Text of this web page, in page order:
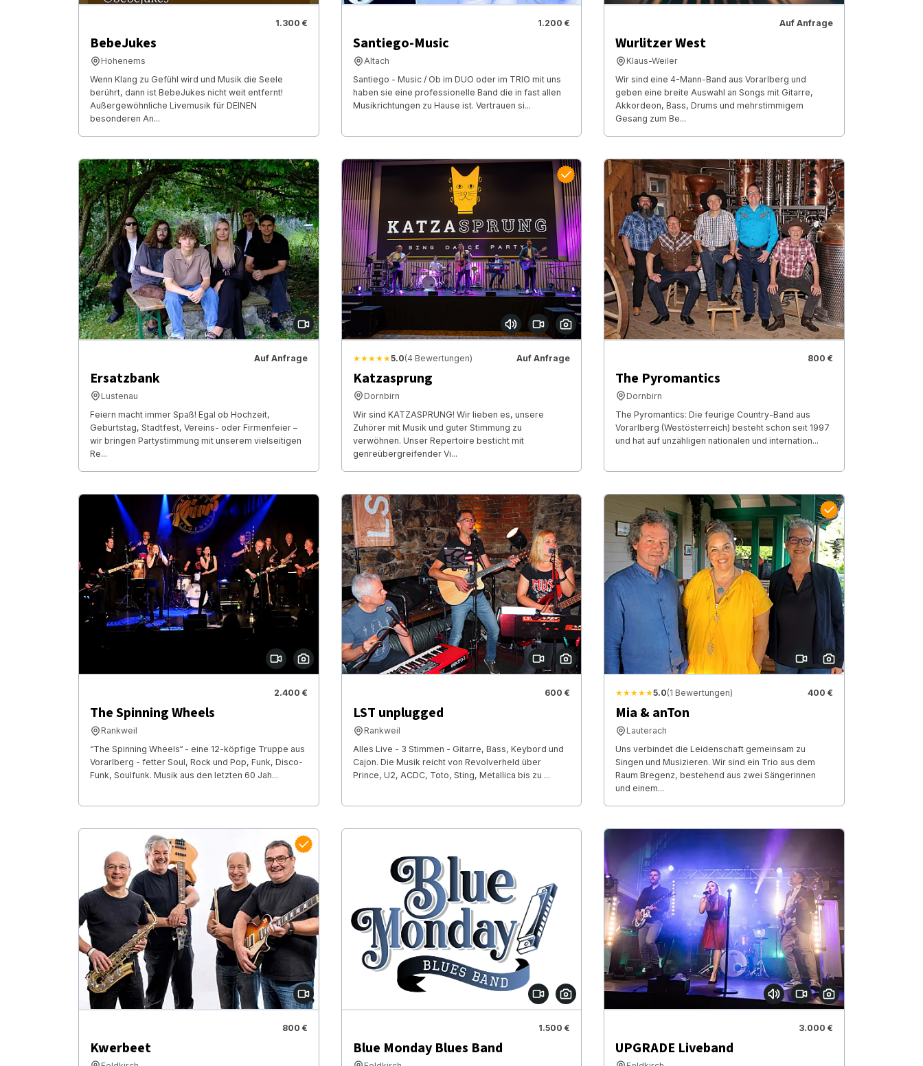
1.300 €
BebeJukes
Hohenems
Wenn Klang zu Gefühl wird und Musik die Seele
berührt, dann ist BebeJukes nicht weit entfernt!
Außergewöhnliche Livemusik für DEINEN
besonderen An...
1.200 €
Santiego-Music
Altach
Santiego - Music / Ob im DUO oder im TRIO mit uns
haben sie eine professionelle Band die in fast allen
Musikrichtungen zu Hause ist. Vertrauen si...
Auf Anfrage
Wurlitzer West
Klaus-Weiler
Wir sind eine 4-Mann-Band aus Vorarlberg und
geben eine breite Auswahl an Songs mit Gitarre,
Akkordeon, Bass, Drums und mehrstimmigem
Gesang zum Be...
Auf Anfrage
Ersatzbank
Lustenau
Feiern macht immer Spaß! Egal ob Hochzeit,
Geburtstag, Stadtfest, Vereins- oder Firmenfeier –
wir bringen Partystimmung mit unserem vielseitigen
Re...
★★★★★5.0(4 Bewertungen) Auf Anfrage
Katzasprung
Dornbirn
Wir sind KATZASPRUNG! Wir lieben es, unsere
Zuhörer mit Musik und guter Stimmung zu
verwöhnen. Unser Repertoire besticht mit
genreübergreifender Vi...
800 €
The Pyromantics
Dornbirn
The Pyromantics: Die feurige Country-Band aus
Vorarlberg (Westösterreich) besteht schon seit 1997
und hat auf unzähligen nationalen und internation...
2.400 €
The Spinning Wheels
Rankweil
“The Spinning Wheels“ - eine 12-köpfige Truppe aus
Vorarlberg - fetter Soul, Rock und Pop, Funk, Disco-
Funk, Soulfunk. Musik aus den letzten 60 Jah...
600 €
LST unplugged
Rankweil
Alles Live - 3 Stimmen - Gitarre, Bass, Keybord und
Cajon. Die Musik reicht von Revolverheld über
Prince, U2, ACDC, Toto, Sting, Metallica bis zu ...
★★★★★5.0(1 Bewertungen) 400 €
Mia & anTon
Lauterach
Uns verbindet die Leidenschaft gemeinsam zu
Singen und Musizieren. Wir sind ein Trio aus dem
Raum Bregenz, bestehend aus zwei Sängerinnen
und einem...
800 €
Kwerbeet
1.500 €
Blue Monday Blues Band
3.000 €
UPGRADE Liveband